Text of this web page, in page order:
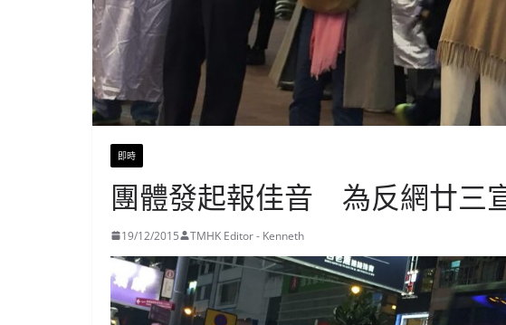
即時
團體發起報佳音 為反網廿三
19/12/2015 TMHK Editor - Kenneth